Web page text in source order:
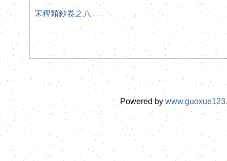
宋稗類鈔卷之八
Powered by